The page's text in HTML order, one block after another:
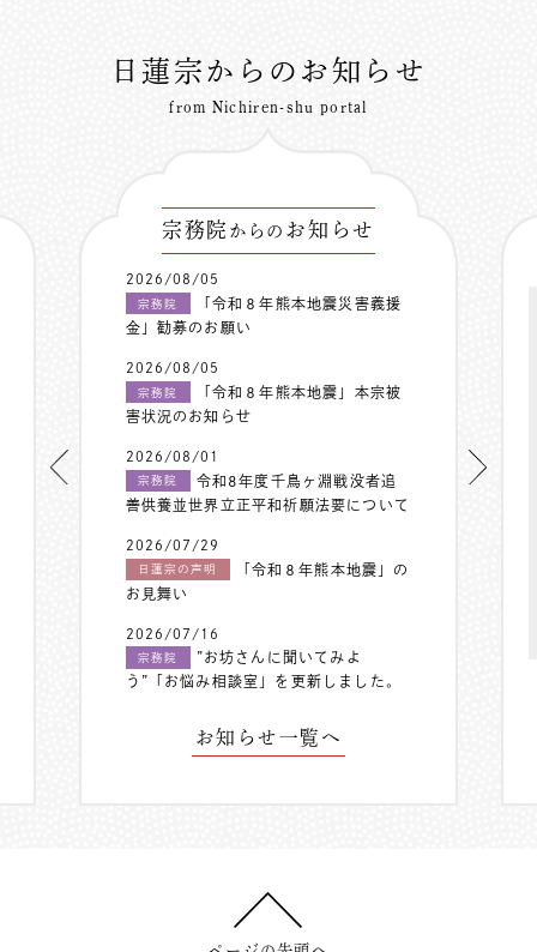
日蓮宗からのお知らせ
from Nichiren-shu portal
宗務院 からの お知らせ
2026/08/05
宗務院
「令和８年熊本地震災害義援
金」勧募のお願い
2026/08/05
宗務院
「令和８年熊本地震」本宗被
害状況のお知らせ
2026/08/01
宗務院
令和8年度千鳥ヶ淵戦没者追
善供養並世界立正平和祈願法要について
2026/07/29
日蓮宗の声明
「令和８年熊本地震」の
お見舞い
2026/07/16
宗務院
”お坊さんに聞いてみよ
う”「お悩み相談室」を更新しました。
お知らせ一覧へ